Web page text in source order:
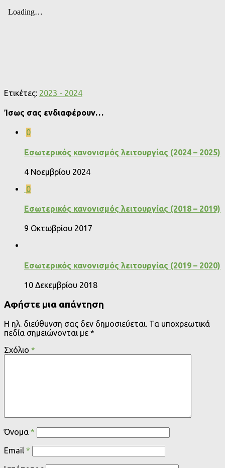
Ετικέτες: 2023 - 2024
Ίσως σας ενδιαφέρουν…
0
Εσωτερικός κανονισμός λειτουργίας (2024 – 2025)
4 Νοεμβρίου 2024
0
Εσωτερικός κανονισμός λειτουργίας (2018 – 2019)
9 Οκτωβρίου 2017
Εσωτερικός κανονισμός λειτουργίας (2019 – 2020)
10 Δεκεμβρίου 2018
Αφήστε μια απάντηση
Η ηλ. διεύθυνση σας δεν δημοσιεύεται. Τα υποχρεωτικά
πεδία σημειώνονται με *
Σχόλιο *
Όνομα *
Email *